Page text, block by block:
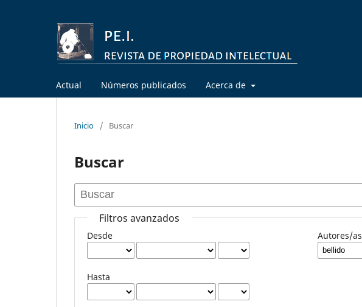
Actual Números publicados Acerca de
Inicio / Buscar
Buscar
Filtros avanzados
Desde
Hasta
Autores/as